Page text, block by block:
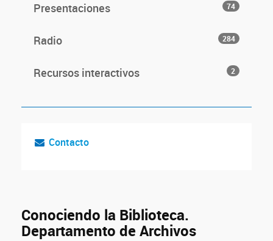
Presentaciones 74
Radio 284
Recursos interactivos 2
Contacto
Conociendo la Biblioteca.
Departamento de Archivos